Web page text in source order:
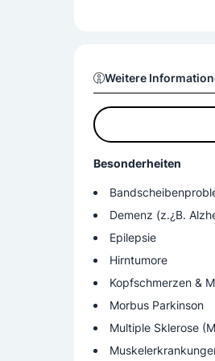
Weitere
Besonderheiten
Demenz (z.¿B.
Epilepsie
Hirntumore
Kopfschmerzen &
Morbus Parkinson
Multiple Sklerose